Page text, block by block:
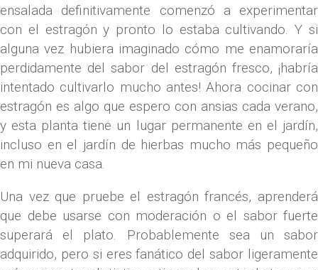
ensalada definitivamente comenzó a experimentar
con el estragón y pronto lo estaba cultivando. Y si
alguna vez hubiera imaginado cómo me enamoraría
perdidamente del sabor del estragón fresco, ¡habría
intentado cultivarlo mucho antes! Ahora cocinar con
estragón es algo que espero con ansias cada verano,
y esta planta tiene un lugar permanente en el jardín,
incluso en el jardín de hierbas mucho más pequeño
en mi nueva casa.
Una vez que pruebe el estragón francés, aprenderá
que debe usarse con moderación o el sabor fuerte
superará el plato. Probablemente sea un sabor
adquirido, pero si eres fanático del sabor ligeramente